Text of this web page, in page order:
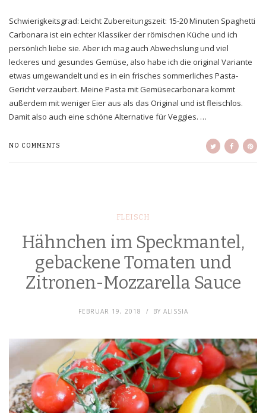
Schwierigkeitsgrad: Leicht Zubereitungszeit: 15-20 Minuten Spaghetti
Carbonara ist ein echter Klassiker der römischen Küche und ich
persönlich liebe sie. Aber ich mag auch Abwechslung und viel
leckeres und gesundes Gemüse, also habe ich die original Variante
etwas umgewandelt und es in ein frisches sommerliches Pasta-
Gericht verzaubert. Meine Pasta mit Gemüsecarbonara kommt
außerdem mit weniger Eier aus als das Original und ist fleischlos.
Damit also auch eine schöne Alternative für Veggies. …
NO COMMENTS
FLEISCH
Hähnchen im Speckmantel,
gebackene Tomaten und
Zitronen-Mozzarella Sauce
FEBRUAR 19, 2018 BY ALISSIA